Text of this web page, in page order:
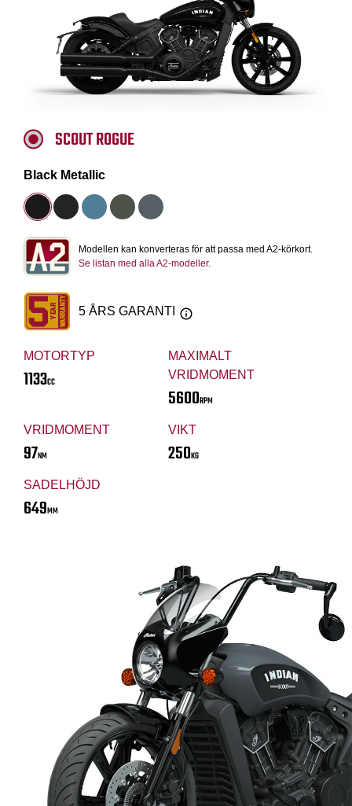
MOTORTYP
1133CC
MAXIMALT
VRIDMOMENT
5600RPM
VRIDMOMENT
97NM
VIKT
250KG
SADELHÖJD
649MM
SCOUT ROGUE
Black Metallic
Modellen kan konverteras för att passa med A2-körkort.
Se listan med alla A2-modeller.
5 ÅRS GARANTI